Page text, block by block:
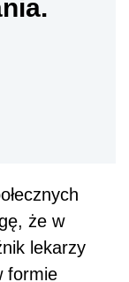
że w
lekarzy
formie